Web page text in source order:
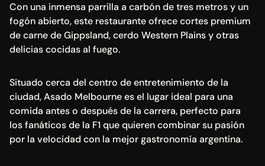
Con una inmensa parrilla a carbón de tres metros y un
fogón abierto, este restaurante ofrece cortes premium
de carne de Gippsland, cerdo Western Plains y otras
delicias cocidas al fuego.
Situado cerca del centro de entretenimiento de la
ciudad, Asado Melbourne es el lugar ideal para una
comida antes o después de la carrera, perfecto para
los fanáticos de la F1 que quieren combinar su pasión
por la velocidad con la mejor gastronomía argentina.